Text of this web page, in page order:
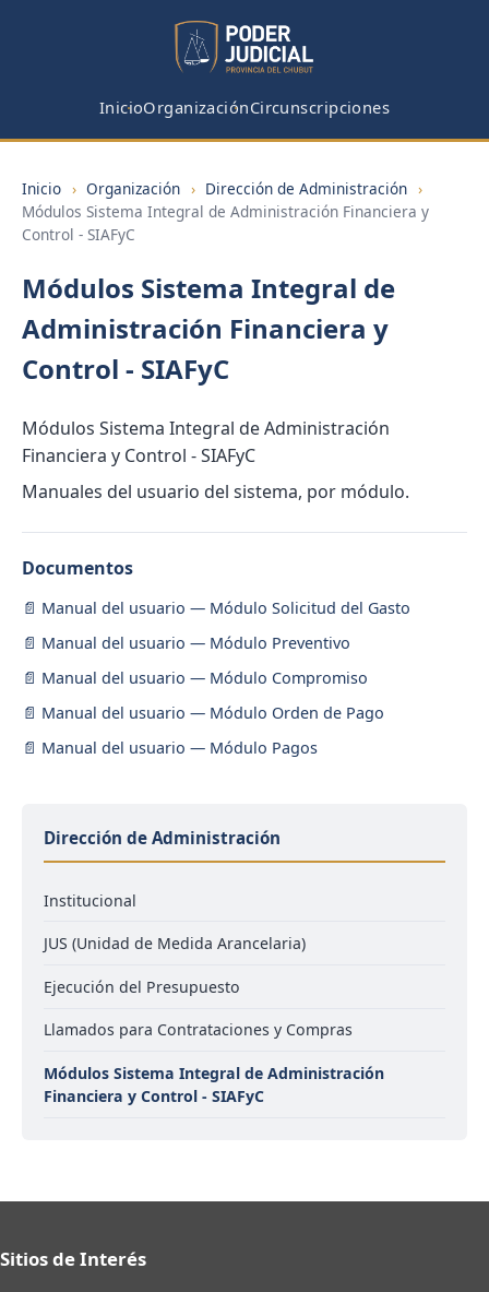
InicioOrganizaciónCircunscripciones
Inicio › Organización › Dirección de Administración ›
Módulos Sistema Integral de Administración Financiera y
Control - SIAFyC
Módulos Sistema Integral de
Administración Financiera y
Control - SIAFyC
Módulos Sistema Integral de Administración
Financiera y Control - SIAFyC
Manuales del usuario del sistema, por módulo.
Documentos
Manual del usuario — Módulo Solicitud del Gasto
Manual del usuario — Módulo Preventivo
Manual del usuario — Módulo Compromiso
Manual del usuario — Módulo Orden de Pago
Manual del usuario — Módulo Pagos
Dirección de Administración
Institucional
JUS (Unidad de Medida Arancelaria)
Ejecución del Presupuesto
Llamados para Contrataciones y Compras
Módulos Sistema Integral de Administración
Financiera y Control - SIAFyC
Sitios de Interés